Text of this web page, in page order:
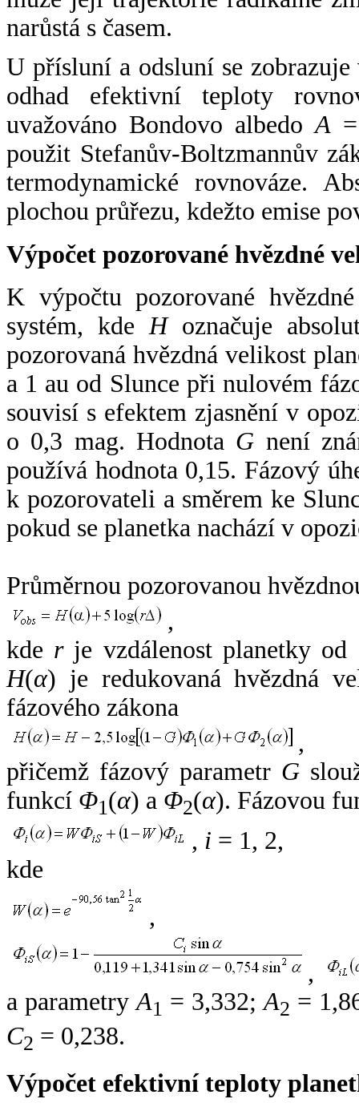
narůstá s časem.
U přísluní a odsluní se
odhad efektivní teploty
uvažováno Bondovo albedoA
použit Stefanův-Boltzmannův
termodynamické rovnováze.
plochou průřezu, kdežto emise
Výpočet pozorované hvězdné
K výpočtu pozorované
systém, kde Hoznačuje
pozorovaná hvězdná velikost
a 1 au od Slunce při nulovém
souvisí s efektem zjasnění v
o 0,3 mag. Hodnota G není
používá hodnota 0,15. Fázový
k pozorovateli a směrem ke
pokud se planetka nachází v
Průměrnou pozorovanou
,
kde rje vzdálenost planetky od
H(α) je redukovaná hvězdná
fázového zákona
,
přičemž fázový parametr G
funkcí Φ1(α) a Φ2(α). Fázovou
, i = 1, 2,
kde
,
,
a parametryA1 = 3,332;A2 =
C2 = 0,238.
Výpočet efektivní teploty